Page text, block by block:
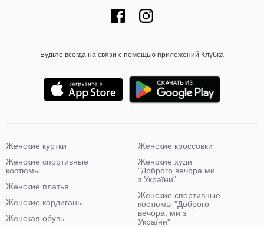
Будьте всегда на связи с помощью приложений Клубка
Женские куртки
Женские спортивные
костюмы
Женские платья
Женские кардиганы
Женская обувь
Женские кроссовки
Женские худи
"Доброго вечора ми
з України"
Женские спортивные
костюмы "Доброго
вечора, ми з
України"